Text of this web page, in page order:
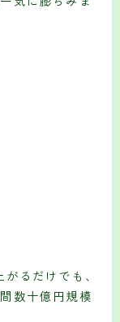
るだけでも、
数十億円規模